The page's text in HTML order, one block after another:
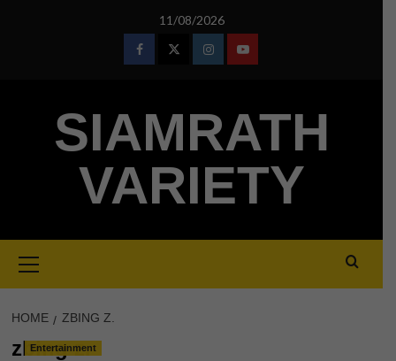
11/08/2026
FacebookTwitterInstagramYoutube
SIAMRATH
VARIETY
Menu
HOME ZBING Z.
zbing z.
Entertainment